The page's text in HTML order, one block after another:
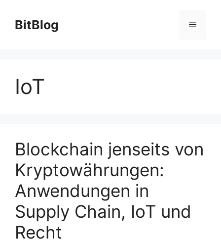
Inhalt
springen
BitBlog Menü
IoT
Blockchain jenseits von
Kryptowährungen:
Anwendungen in
Supply Chain, IoT und
Recht